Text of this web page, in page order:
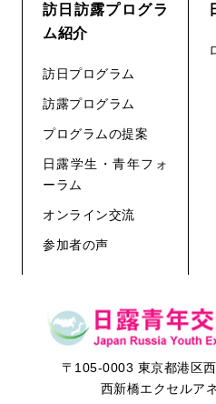
訪日訪露プログラ
ム紹介
訪日プログラム
訪露プログラム
プログラムの提案
日露学生・青年フォ
ーラム
オンライン交流
参加者の声
〒105-0003 東京都港区
西新橋エクセルア